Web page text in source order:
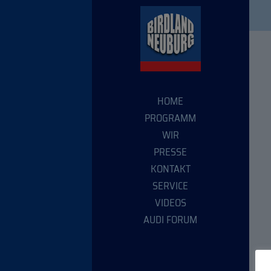
HOME
PROGRAMM
WIR
PRESSE
KONTAKT
SERVICE
VIDEOS
AUDI FORUM